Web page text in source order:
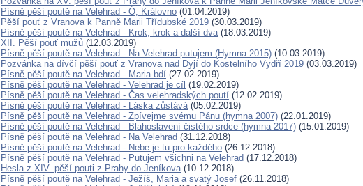
Písně pěší poutě na Velehrad - Ó, Královno (01.04.2019)
Pěší pouť z Vranova k Panně Marii Třídubské 2019 (30.03.2019)
Písně pěší poutě na Velehrad - Krok, krok a další dva(18.03.2019)
XII. Pěší pouť mužů (12.03.2019)
Písně pěší poutě na Velehrad - Na Velehrad putujem (Hymna 2015) (10.03.2019)
Pozvánka na dívčí pěší pouť z Vranova nad Dyjí do Kostelního Vydří 2019 (03.03.2019)
Písně pěší poutě na Velehrad - Maria bdí (27.02.2019)
Písně pěší poutě na Velehrad - Velehrad je cíl (19.02.2019)
Písně pěší poutě na Velehrad - Čas velehradských poutí (12.02.2019)
Písně pěší poutě na Velehrad - Láska zůstává(05.02.2019)
Písně pěší poutě na Velehrad - Zpívejme svému Pánu (hymna 2007) (22.01.2019)
Písně pěší poutě na Velehrad - Blahoslavení čistého srdce (hymna 2017) (15.01.2019)
Písně pěší poutě na Velehrad - Na Velehrad (31.12.2018)
Písně pěší poutě na Velehrad - Nebe je tu pro každého (26.12.2018)
Písně pěší poutě na Velehrad - Putujem všichni na Velehrad (17.12.2018)
Hesla z XIV. pěší pouti z Prahy do Jeníkova(10.12.2018)
Písně pěší poutě na Velehrad - Ježíš, Maria a svatý Josef (26.11.2018)